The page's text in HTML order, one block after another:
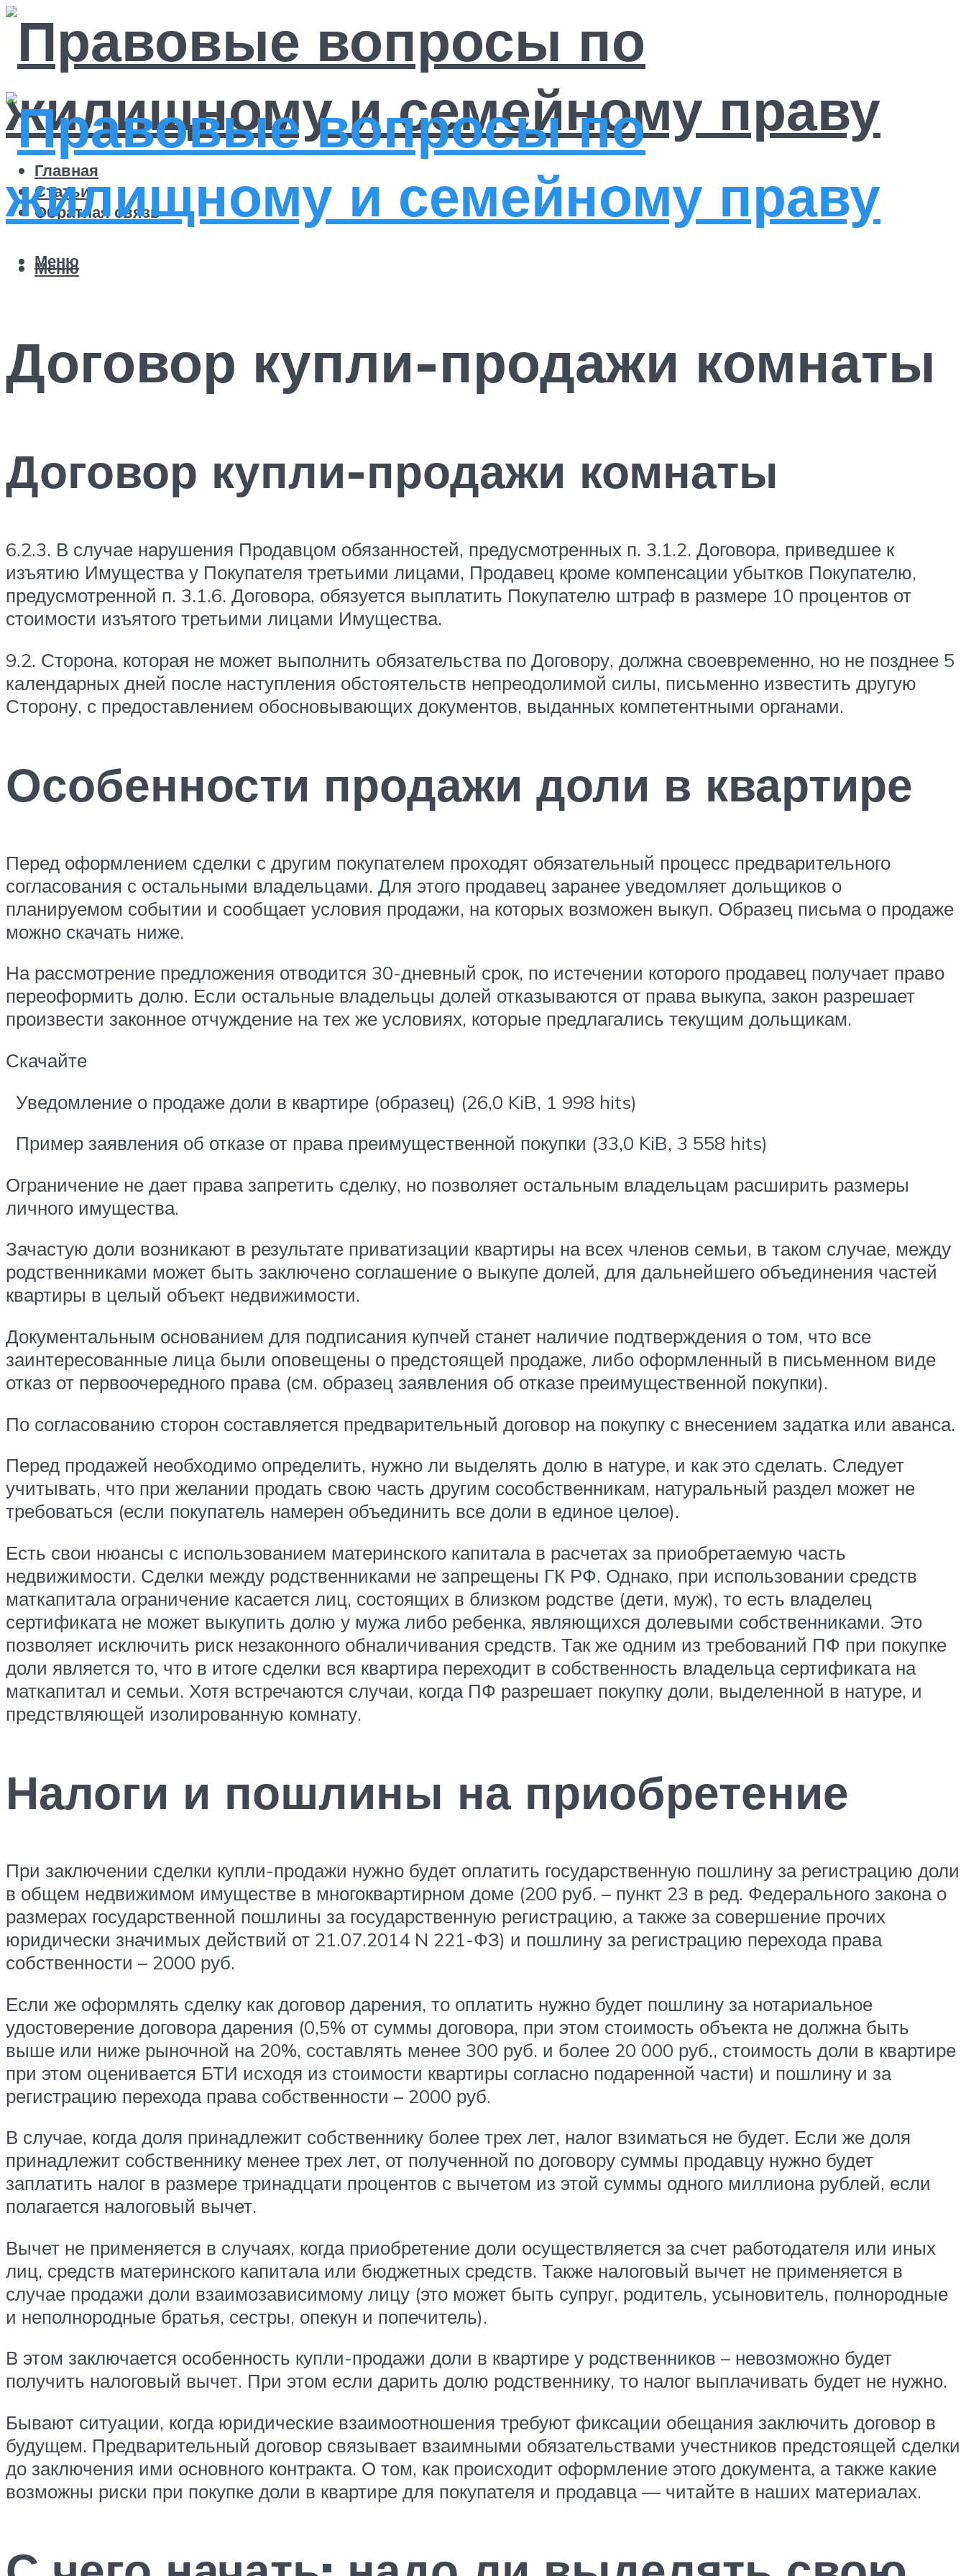
Главная
Статьи
Обратная связь
Меню
Меню
Договор купли-продажи комнаты
Договор купли-продажи комнаты
6.2.3. В случае нарушения Продавцом обязанностей, предусмотренных п. 3.1.2. Договора, приведшее к
изъятию Имущества у Покупателя третьими лицами, Продавец кроме компенсации убытков Покупателю,
предусмотренной п. 3.1.6. Договора, обязуется выплатить Покупателю штраф в размере 10 процентов от
стоимости изъятого третьими лицами Имущества.
9.2. Сторона, которая не может выполнить обязательства по Договору, должна своевременно, но не позднее 5
календарных дней после наступления обстоятельств непреодолимой силы, письменно известить другую
Сторону, с предоставлением обосновывающих документов, выданных компетентными органами.
Особенности продажи доли в квартире
Перед оформлением сделки с другим покупателем проходят обязательный процесс предварительного
согласования с остальными владельцами. Для этого продавец заранее уведомляет дольщиков о
планируемом событии и сообщает условия продажи, на которых возможен выкуп. Образец письма о продаже
можно скачать ниже.
На рассмотрение предложения отводится 30-дневный срок, по истечении которого продавец получает право
переоформить долю. Если остальные владельцы долей отказываются от права выкупа, закон разрешает
произвести законное отчуждение на тех же условиях, которые предлагались текущим дольщикам.
Скачайте
Уведомление о продаже доли в квартире (образец) (26,0 KiB, 1 998 hits)
Пример заявления об отказе от права преимущественной покупки (33,0 KiB, 3 558 hits)
Ограничение не дает права запретить сделку, но позволяет остальным владельцам расширить размеры
личного имущества.
Зачастую доли возникают в результате приватизации квартиры на всех членов семьи, в таком случае, между
родственниками может быть заключено соглашение о выкупе долей, для дальнейшего объединения частей
квартиры в целый объект недвижимости.
Документальным основанием для подписания купчей станет наличие подтверждения о том, что все
заинтересованные лица были оповещены о предстоящей продаже, либо оформленный в письменном виде
отказ от первоочередного права (см. образец заявления об отказе преимущественной покупки).
По согласованию сторон составляется предварительный договор на покупку с внесением задатка или аванса.
Перед продажей необходимо определить, нужно ли выделять долю в натуре, и как это сделать. Следует
учитывать, что при желании продать свою часть другим сособственникам, натуральный раздел может не
требоваться (если покупатель намерен объединить все доли в единое целое).
Есть свои нюансы с использованием материнского капитала в расчетах за приобретаемую часть
недвижимости. Сделки между родственниками не запрещены ГК РФ. Однако, при использовании средств
маткапитала ограничение касается лиц, состоящих в близком родстве (дети, муж), то есть владелец
сертификата не может выкупить долю у мужа либо ребенка, являющихся долевыми собственниками. Это
позволяет исключить риск незаконного обналичивания средств. Так же одним из требований ПФ при покупке
доли является то, что в итоге сделки вся квартира переходит в собственность владельца сертификата на
маткапитал и семьи. Хотя встречаются случаи, когда ПФ разрешает покупку доли, выделенной в натуре, и
предствляющей изолированную комнату.
Налоги и пошлины на приобретение
При заключении сделки купли-продажи нужно будет оплатить государственную пошлину за регистрацию доли
в общем недвижимом имуществе в многоквартирном доме (200 руб. – пункт 23 в ред. Федерального закона о
размерах государственной пошлины за государственную регистрацию, а также за совершение прочих
юридически значимых действий от 21.07.2014 N 221-ФЗ) и пошлину за регистрацию перехода права
собственности – 2000 руб.
Если же оформлять сделку как договор дарения, то оплатить нужно будет пошлину за нотариальное
удостоверение договора дарения (0,5% от суммы договора, при этом стоимость объекта не должна быть
выше или ниже рыночной на 20%, составлять менее 300 руб. и более 20 000 руб., стоимость доли в квартире
при этом оценивается БТИ исходя из стоимости квартиры согласно подаренной части) и пошлину и за
регистрацию перехода права собственности – 2000 руб.
В случае, когда доля принадлежит собственнику более трех лет, налог взиматься не будет. Если же доля
принадлежит собственнику менее трех лет, от полученной по договору суммы продавцу нужно будет
заплатить налог в размере тринадцати процентов с вычетом из этой суммы одного миллиона рублей, если
полагается налоговый вычет.
Вычет не применяется в случаях, когда приобретение доли осуществляется за счет работодателя или иных
лиц, средств материнского капитала или бюджетных средств. Также налоговый вычет не применяется в
случае продажи доли взаимозависимому лицу (это может быть супруг, родитель, усыновитель, полнородные
и неполнородные братья, сестры, опекун и попечитель).
В этом заключается особенность купли-продажи доли в квартире у родственников – невозможно будет
получить налоговый вычет. При этом если дарить долю родственнику, то налог выплачивать будет не нужно.
Бывают ситуации, когда юридические взаимоотношения требуют фиксации обещания заключить договор в
будущем. Предварительный договор связывает взаимными обязательствами учестников предстоящей сделки
до заключения ими основного контракта. О том, как происходит оформление этого документа, а также какие
возможны риски при покупке доли в квартире для покупателя и продавца — читайте в наших материалах.